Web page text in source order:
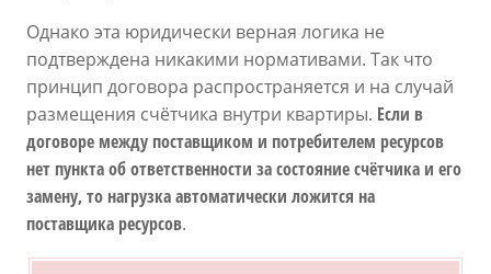
Однако эта юридически верная логика не
подтверждена никакими нормативами. Так что
принцип договора распространяется и на случай
размещения счётчика внутри квартиры. Если в
договоре между поставщиком и потребителем ресурсов
нет пункта об ответственности за состояние счётчика и его
замену, то нагрузка автоматически ложится на
поставщика ресурсов.